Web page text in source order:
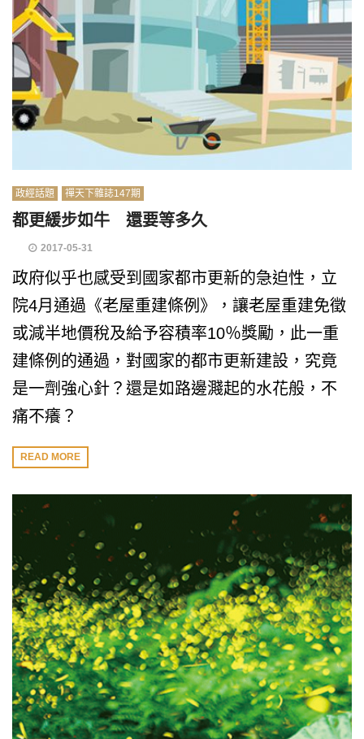
政經話題 禪天下雜誌147期
都更緩步如牛 還要等多久
2017-05-31
政府似乎也感受到國家都市更新的急迫性，立
院4月通過《老屋重建條例》，讓老屋重建免徵
或減半地價稅及給予容積率10％獎勵，此一重
建條例的通過，對國家的都市更新建設，究竟
是一劑強心針？還是如路邊濺起的水花般，不
痛不癢？
READ MORE